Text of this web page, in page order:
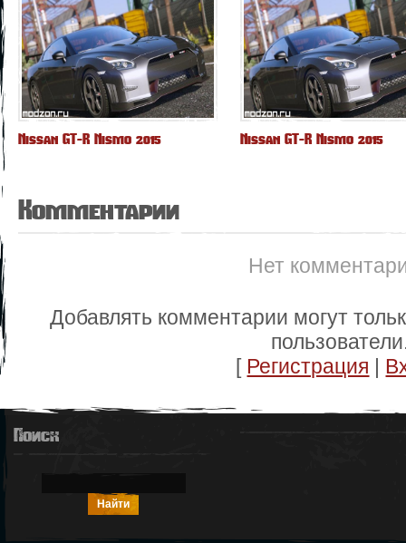
Nissan GT-R Nismo 2015 Nissan GT-R Nismo 2015
Комментарии
Нет
Добавлять комментарии могут
[ Регистрация |
Поиск